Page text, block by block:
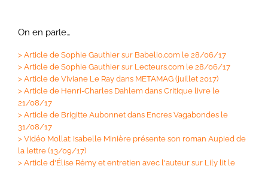
On en parle…
> Article de Sophie Gauthier sur Babelio.com le 28/06/17
> Article de Sophie Gauthier sur Lecteurs.com le 28/06/17
> Article de Viviane Le Ray dans METAMAG (juillet 2017)
> Article de Henri-Charles Dahlem dans Critique livre le
21/08/17
> Article de Brigitte Aubonnet dans Encres Vagabondes le
31/08/17
> Vidéo Mollat: Isabelle Minière présente son roman Aupied de
la lettre (13/09/17)
> Article d'Élise Rémy et entretien avec l'auteur sur Lily lit le